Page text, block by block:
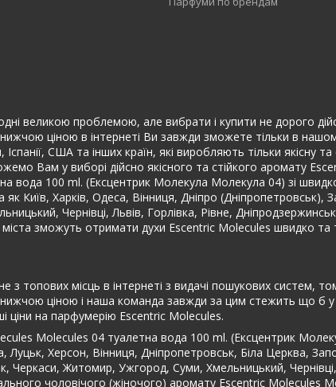
великою проблемою, але вибрати і купити не дорого
ціною в інтернеті Ви завжди зможете тільки в
США та інших країн, які виробляють тільки якісну
Вам у виборі дійсно якісного та стійкого аромату
вода 100 ml. (Ексцентрик Молекула Молекула 04) зі
Київ, Харків, Одеса, Вінниця, Дніпро (Дніпропетровськ),
Чернівці, Львів, Горлівка, Рівне,
зможуть отримати духи Escentric Molecules швидко
з топових місць в інтернеті з видачі пошукових систем,
ціною і наша команда завжди за цим стежить що б у
на парфумерію Escentric Molecules.
Molecules 04 туалетна вода 100 ml. (Ексцентрик
Херсон, Вінниця, Дніпропетровськ, Біла Церква,
Черкаси, Житомир, Ужгород, Суми, Хмельницький,
чоловічого (жіночого) аромату Escentric